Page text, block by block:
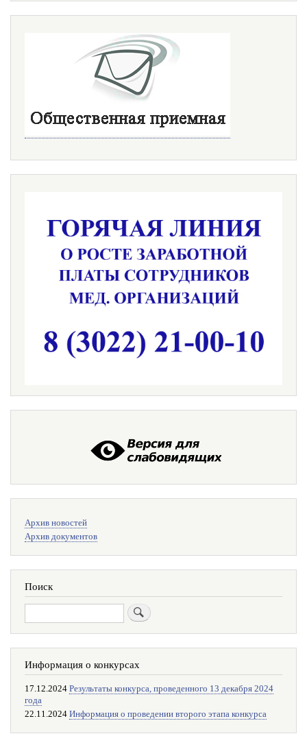
поиска
Архив новостей
Архив документов
Поиск
Поиск
Информация о конкурсах
17.12.2024 Результаты конкурса, проведенного 13 декабря 2024
года
22.11.2024 Информация о проведении второго этапа конкурса